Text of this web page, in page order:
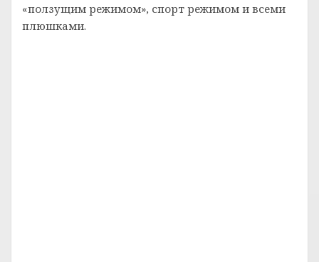
«ползущим режимом», спорт режимом и всеми
плюшками.